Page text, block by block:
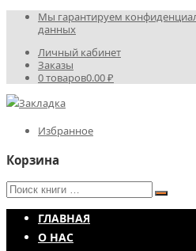
Мы гарантируем
данных
Личный кабинет
Заказы
0 товаров0.00 ₽
Избранное
Корзина
ГЛАВНАЯ
О НАС